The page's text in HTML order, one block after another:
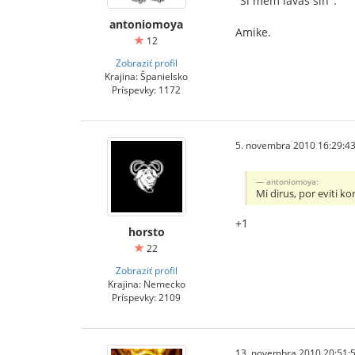
antoniomoya
12
Zobraziť profil
Krajina: Španielsko
Príspevky: 1172
Amike.
horsto
22
Zobraziť profil
Krajina: Nemecko
Príspevky: 2109
5. novembra 2010 16:29:43
antoniomoya:
Mi dirus, por eviti
+1